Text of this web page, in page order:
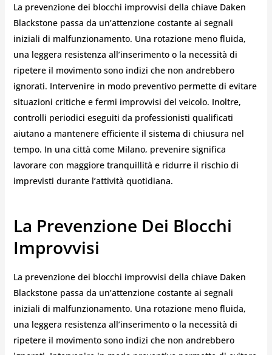
La prevenzione dei blocchi improvvisi della chiave Daken
Blackstone passa da un’attenzione costante ai segnali
iniziali di malfunzionamento. Una rotazione meno fluida,
una leggera resistenza all’inserimento o la necessità di
ripetere il movimento sono indizi che non andrebbero
ignorati. Intervenire in modo preventivo permette di evitare
situazioni critiche e fermi improvvisi del veicolo. Inoltre,
controlli periodici eseguiti da professionisti qualificati
aiutano a mantenere efficiente il sistema di chiusura nel
tempo. In una città come Milano, prevenire significa
lavorare con maggiore tranquillità e ridurre il rischio di
imprevisti durante l’attività quotidiana.
La Prevenzione Dei Blocchi
Improvvisi
La prevenzione dei blocchi improvvisi della chiave Daken
Blackstone passa da un’attenzione costante ai segnali
iniziali di malfunzionamento. Una rotazione meno fluida,
una leggera resistenza all’inserimento o la necessità di
ripetere il movimento sono indizi che non andrebbero